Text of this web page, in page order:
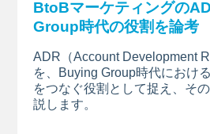
BtoBマーケティングの
Group時代の役割を論考
ADR（Account Development
を、Buying Group時代におけ
をつなぐ役割として捉え、そ
説します。